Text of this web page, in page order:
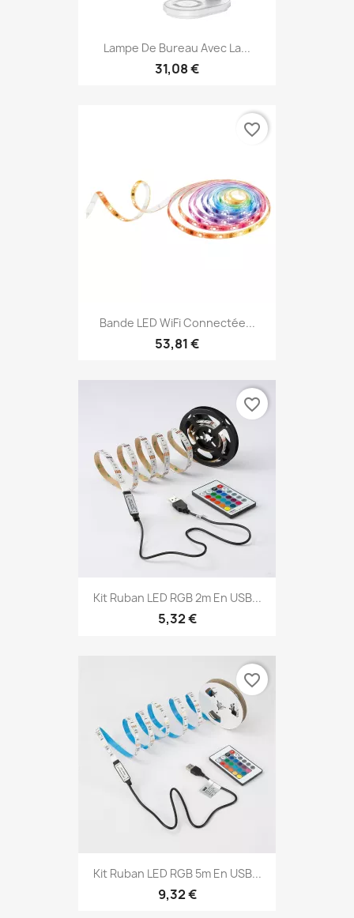
Lampe De Bureau Avec La...
31,08 €
Bande LED WiFi Connectée...
53,81 €
favorite_border
Kit Ruban LED RGB 2m En USB...
5,32 €
favorite_border
Kit Ruban LED RGB 5m En USB...
9,32 €
favorite_border